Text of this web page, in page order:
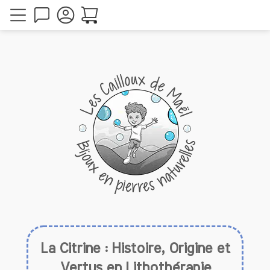
La Citrine : Histoire, Origine et